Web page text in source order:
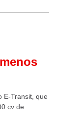
E-Transit, que
cv de